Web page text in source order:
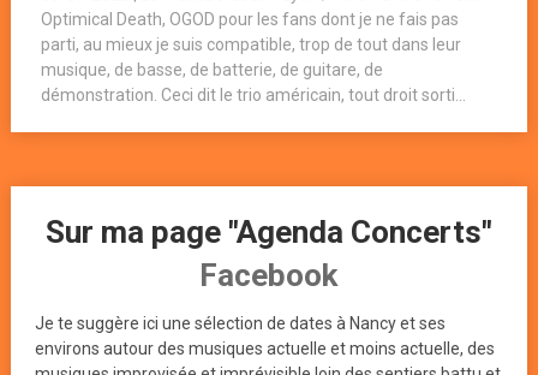
Optimical Death, OGOD pour les fans dont je ne fais pas
parti, au mieux je suis compatible, trop de tout dans leur
musique, de basse, de batterie, de guitare, de
démonstration. Ceci dit le trio américain, tout droit sorti...
Sur ma page "Agenda Concerts"
Facebook
Je te suggère ici une sélection de dates à Nancy et ses
environs autour des musiques actuelle et moins actuelle, des